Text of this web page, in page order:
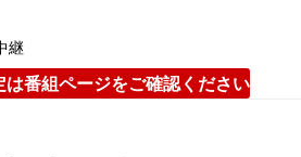
継
は番組ページをご確認ください